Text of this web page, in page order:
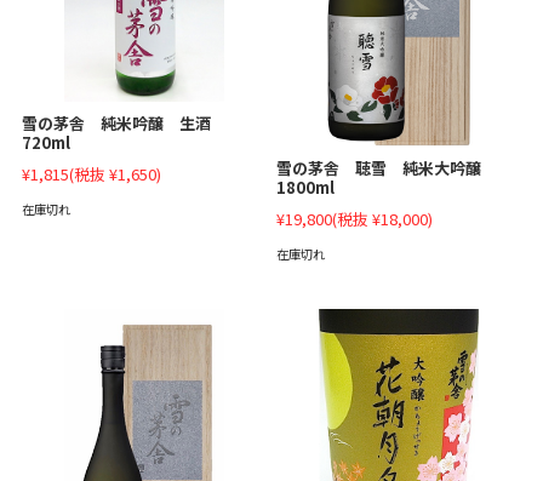
雪の茅舎 純米吟醸 生酒
720ml
¥1,815(税抜 ¥1,650)
在庫切れ
雪の茅舎 聴雪 純米大吟醸
1800ml
¥19,800(税抜 ¥18,000)
在庫切れ